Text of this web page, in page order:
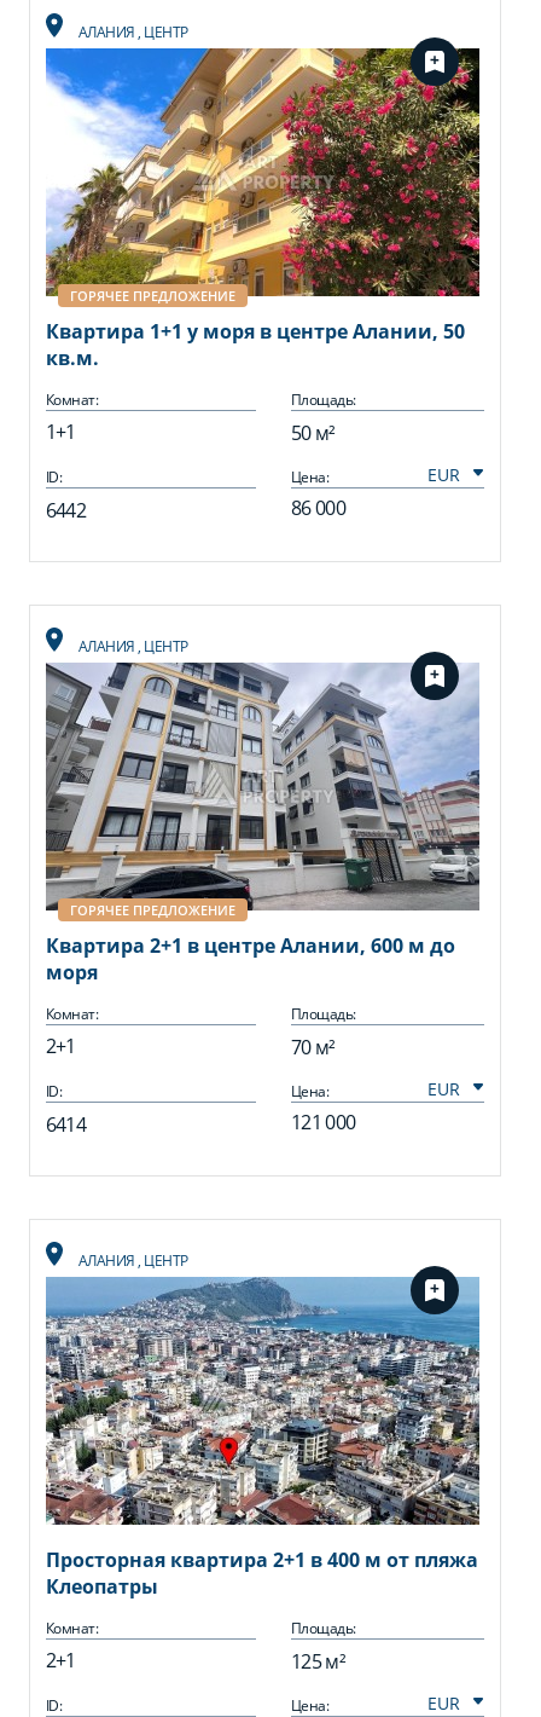
АЛАНИЯ, ЦЕНТР
ГОРЯЧЕЕ ПРЕДЛОЖЕНИЕ
Квартира 1+1 у моря в центре Алании, 50
кв.м.
Комнат:
1+1
Площадь:
50 м²
ID:
6442
Цена:
86 000
АЛАНИЯ, ЦЕНТР
ГОРЯЧЕЕ ПРЕДЛОЖЕНИЕ
Квартира 2+1 в центре Алании, 600 м до
моря
Комнат:
2+1
Площадь:
70 м²
ID:
6414
Цена:
121 000
АЛАНИЯ, ЦЕНТР
Просторная квартира 2+1 в 400 м от пляжа
Клеопатры
Комнат:
2+1
Площадь:
125 м²
ID: Цена: